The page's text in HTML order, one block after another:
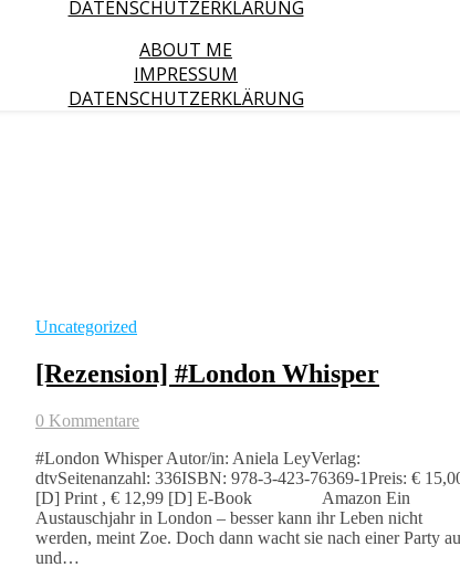
DATENSCHUTZERKLÄRUNG
ABOUT ME
IMPRESSUM
DATENSCHUTZERKLÄRUNG
Uncategorized
[Rezension] #London Whisper
0 Kommentare
#London Whisper Autor/in: Aniela LeyVerlag:
dtvSeitenanzahl: 336ISBN: 978-3-423-76369-1Preis: €
[D] Print , € 12,99 [D] E-Book Amazon Ein
Austauschjahr in London – besser kann ihr Leben nicht
werden, meint Zoe. Doch dann wacht sie nach einer Party
und…